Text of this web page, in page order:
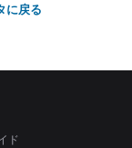
に戻る
ド